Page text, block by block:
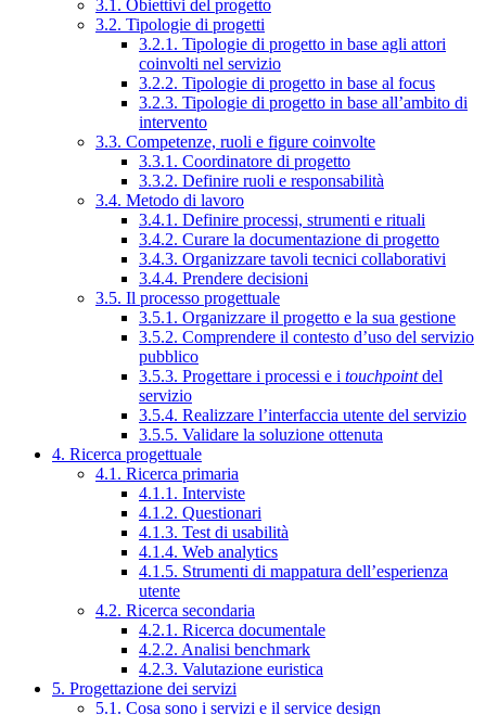
3.1. Obiettivi del progetto
3.2. Tipologie di progetti
3.2.1. Tipologie di progetto in base agli attori
coinvolti nel servizio
3.2.2. Tipologie di progetto in base al focus
3.2.3. Tipologie di progetto in base all’ambito di
intervento
3.3. Competenze, ruoli e figure coinvolte
3.3.1. Coordinatore di progetto
3.3.2. Definire ruoli e responsabilità
3.4. Metodo di lavoro
3.4.1. Definire processi, strumenti e rituali
3.4.2. Curare la documentazione di progetto
3.4.3. Organizzare tavoli tecnici collaborativi
3.4.4. Prendere decisioni
3.5. Il processo progettuale
3.5.1. Organizzare il progetto e la sua gestione
3.5.2. Comprendere il contesto d’uso del servizio
pubblico
3.5.3. Progettare i processi e i touchpointdel
servizio
3.5.4. Realizzare l’interfaccia utente del servizio
3.5.5. Validare la soluzione ottenuta
4. Ricerca progettuale
4.1. Ricerca primaria
4.1.1. Interviste
4.1.2. Questionari
4.1.3. Test di usabilità
4.1.4. Web analytics
4.1.5. Strumenti di mappatura dell’esperienza
utente
4.2. Ricerca secondaria
4.2.1. Ricerca documentale
4.2.2. Analisi benchmark
4.2.3. Valutazione euristica
5. Progettazione dei servizi
5.1. Cosa sono i servizi e il service design